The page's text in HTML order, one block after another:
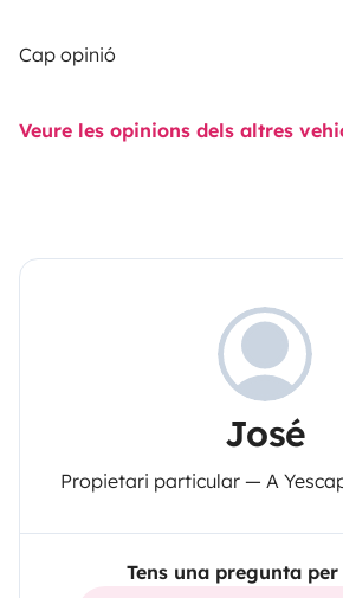
Cap opinió
Veure les opinions dels altres
José
Propietari particular — A
Tens una pregunta per